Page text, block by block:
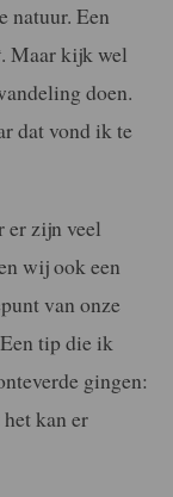
natuur. Een
. Maar kijk wel
doen.
dat vond ik te
er zijn veel
wij ook een
van onze
tip die ik
gingen:
kan er